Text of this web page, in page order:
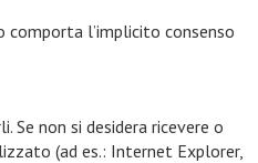
comporta l’implicito consenso
non si desidera ricevere o
(ad es.: Internet Explorer,